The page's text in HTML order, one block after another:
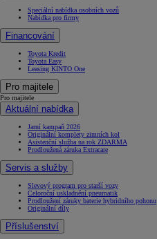
Speciální nabídka osobních vozů
Nabídka pro firmy
Financování
Toyota Kredit
Toyota Easy
Leasing KINTO One
Pro majitele
Pro majitele
Aktuální nabídka
Jarní kampaň 2026
Originální komplety zimních kol
Asistenční služba na rok ZDARMA
Prodloužená záruka Extracare
Servis a služby
Slevový program pro starší vozy
Celoroční uskladnění pneumatik
Prodloužení záruky baterie hybridního pohonu
Originální díly
Příslušenství